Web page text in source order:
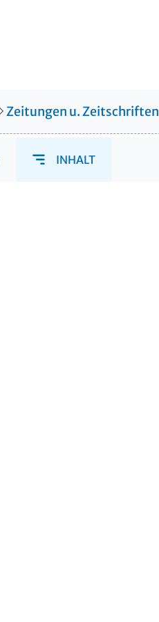
Zeitungen u. Zeitschriften
INHALT